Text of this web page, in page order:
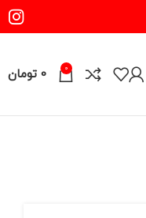
0 تومان